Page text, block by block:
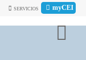
myCEI
SERVICIOS